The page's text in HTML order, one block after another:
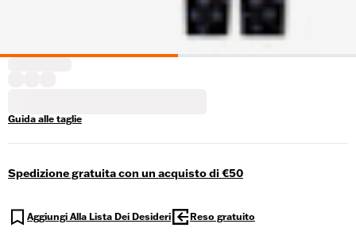
Guida alle taglie
Spedizione gratuita con un acquisto di €50
Aggiungi Alla Lista Dei Desideri Reso gratuito